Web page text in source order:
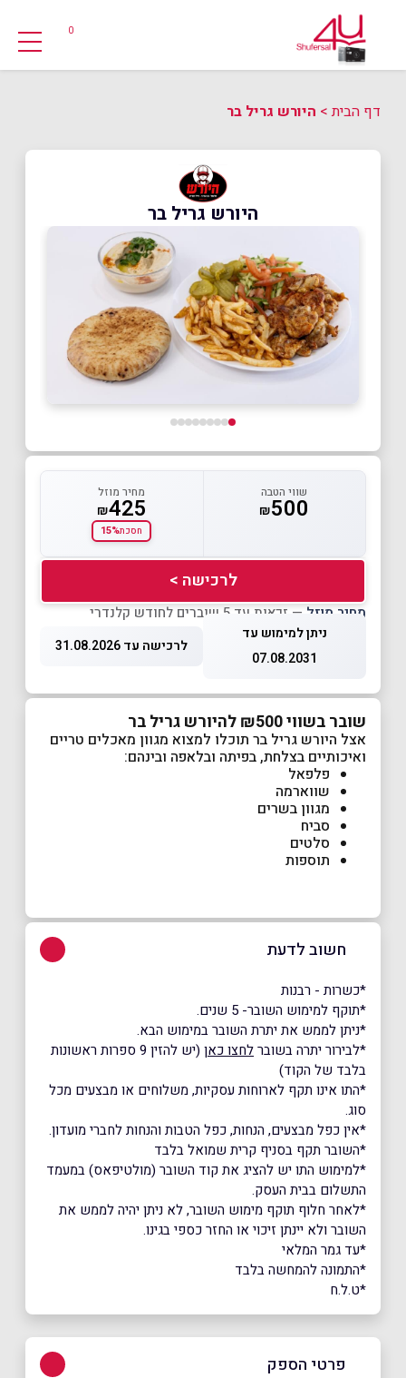
0
דף הבית> היורש גריל בר
היורש גריל בר
שווי הטבה
₪500
מחיר מוזל
₪425
חסכת15%
לרכישה >
מחיר מוזל — זכאות עד 5 שוברים לחודש קלנדרי
ניתן למימוש עד
07.08.2031
לרכישה עד 31.08.2026
שובר בשווי ₪500 להיורש גריל בר
אצל היורש גריל בר תוכלו למצוא מגוון מאכלים טריים
ואיכותיים בצלחת, בפיתה ובלאפה ובינהם:
פלפאל
שווארמה
מגוון בשרים
סביח
סלטים
תוספות
חשוב לדעת
*כשרות - רבנות
*תוקף למימוש השובר- 5 שנים.
*ניתן לממש את יתרת השובר במימוש הבא.
*לבירור יתרה בשוברלחצו כאן
(יש להזין 9 ספרות ראשונות
בלבד של הקוד)
*התו אינו תקף לארוחות עסקיות, משלוחים או מבצעים מכל
סוג.
*אין כפל מבצעים, הנחות, כפל הטבות והנחות לחברי מועדון.
*השובר תקף בסניף קרית שמואל בלבד
*למימוש התו יש להציג את קוד השובר (מולטיפאס) במעמד
התשלום בבית העסק.
*לאחר חלוף תוקף מימוש השובר, לא ניתן יהיה לממש את
השובר ולא יינתן זיכוי או החזר כספי בגינו.
*עד גמר המלאי
*התמונה להמחשה בלבד
*ט.ל.ח
פרטי הספק